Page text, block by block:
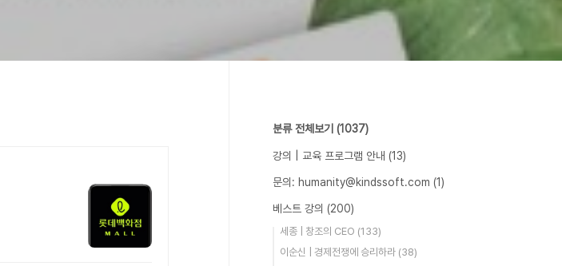
분류 전체보기 (1037)
강의 | 교육 프로그램 안내 (13)
문의: humanity@kindssoft.com (1)
베스트 강의 (200)
세종 | 창조의 CEO (133)
이순신 | 경제전쟁에 승리하라 (38)